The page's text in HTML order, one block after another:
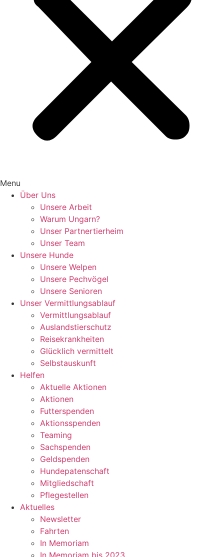
Menu
Über Uns
Unsere Arbeit
Warum Ungarn?
Unser Partnertierheim
Unser Team
Unsere Hunde
Unsere Welpen
Unsere Pechvögel
Unsere Senioren
Unser Vermittlungsablauf
Vermittlungsablauf
Auslandstierschutz
Reisekrankheiten
Glücklich vermittelt
Selbstauskunft
Helfen
Aktuelle Aktionen
Aktionen
Futterspenden
Aktionsspenden
Teaming
Sachspenden
Geldspenden
Hundepatenschaft
Mitgliedschaft
Pflegestellen
Aktuelles
Newsletter
Fahrten
In Memoriam